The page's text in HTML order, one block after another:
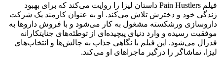
فیلم Pain Hustlers داستان لیزا را روایت می‌کند که برای بهبود
زندگی خود و دخترش تلاش می‌کند. او به عنوان کارمند یک شرکت
داروسازی ورشکسته مشغول به کار می‌شود و با فروش داروها به
موفقیت رسیده و وارد دنیای پیچیده‌ای از توطئه‌های جنایتکارانه
فدرال می‌شود. این فیلم با نگاهی جذاب به چالش‌ها و انتخاب‌های
لیزا، تماشاگر را درگیر ماجراهای او می‌کند.